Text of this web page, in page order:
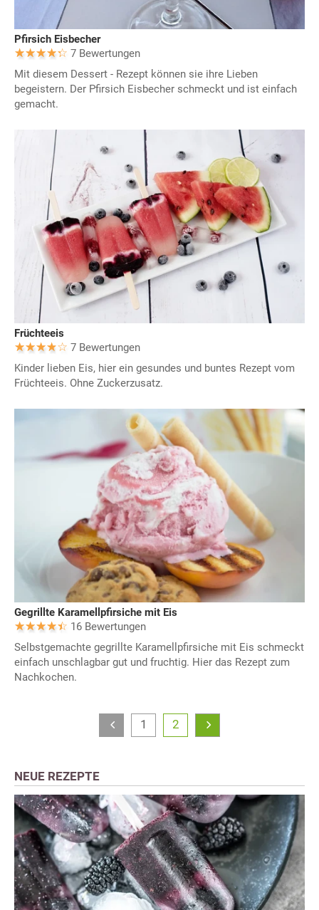
Pfirsich Eisbecher
7 Bewertungen
Mit diesem Dessert - Rezept können sie ihre Lieben
begeistern. Der Pfirsich Eisbecher schmeckt und ist einfach
gemacht.
Früchteeis
7 Bewertungen
Kinder lieben Eis, hier ein gesundes und buntes Rezept vom
Früchteeis. Ohne Zuckerzusatz.
Gegrillte Karamellpfirsiche mit Eis
16 Bewertungen
Selbstgemachte gegrillte Karamellpfirsiche mit Eis schmeckt
einfach unschlagbar gut und fruchtig. Hier das Rezept zum
Nachkochen.
1 2
NEUE REZEPTE